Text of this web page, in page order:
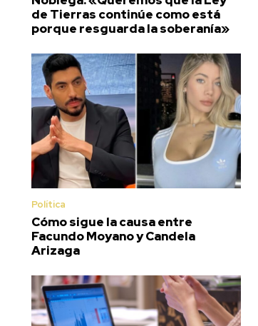
de Tierras continúe como está
porque resguarda la soberanía»
Política
Cómo sigue la causa entre
Facundo Moyano y Candela
Arizaga